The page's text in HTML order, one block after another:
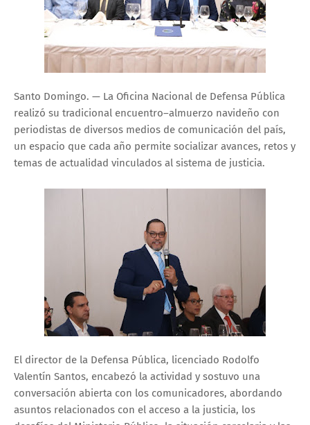
Santo Domingo. — La Oficina Nacional de Defensa Pública
realizó su tradicional encuentro–almuerzo navideño con
periodistas de diversos medios de comunicación del país,
un espacio que cada año permite socializar avances, retos y
temas de actualidad vinculados al sistema de justicia.
El director de la Defensa Pública, licenciado Rodolfo
Valentín Santos, encabezó la actividad y sostuvo una
conversación abierta con los comunicadores, abordando
asuntos relacionados con el acceso a la justicia, los